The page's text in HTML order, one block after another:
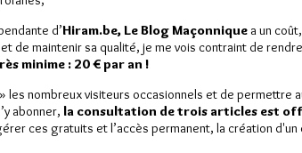
aux abonnés.
pouvez choisir de :
GRATUITEMENT*
d’Hiram.be, Le Blog Maçonnique a un
de maintenir sa qualité, je me vois contraint de
minime : 20 € par an !
les nombreux visiteurs occasionnels et de permettre
abonner, la consultation de trois articles est
ces gratuits et l’accès permanent, la création